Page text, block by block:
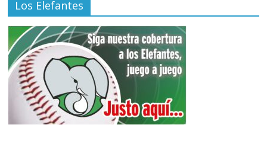
Los Elefantes